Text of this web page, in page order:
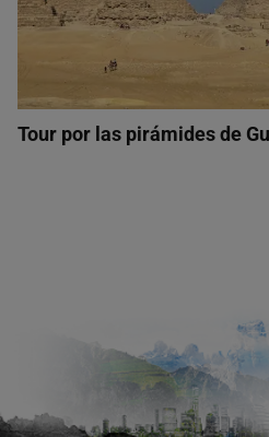
Tour por las pirámides de